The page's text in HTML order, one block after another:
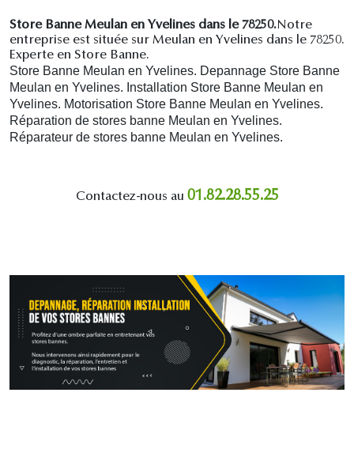
Store Banne Meulan en Yvelines dans le 78250.Notre
entreprise est située sur Meulan en Yvelines dans le 78250.
Experte en Store Banne.
Store Banne Meulan en Yvelines. Depannage Store Banne
Meulan en Yvelines. Installation Store Banne Meulan en
Yvelines. Motorisation Store Banne Meulan en Yvelines.
Réparation de stores banne Meulan en Yvelines.
Réparateur de stores banne Meulan en Yvelines.
Contactez-nous au 01.82.28.55.25